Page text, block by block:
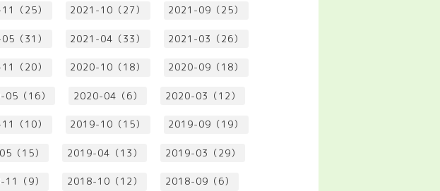
（25） 2021-10（27） 2021-09（25）
（31） 2021-04（33） 2021-03（26）
（20） 2020-10（18） 2020-09（18）
（16） 2020-04（6） 2020-03（12）
（10） 2019-10（15） 2019-09（19）
（15） 2019-04（13） 2019-03（29）
（9） 2018-10（12） 2018-09（6）